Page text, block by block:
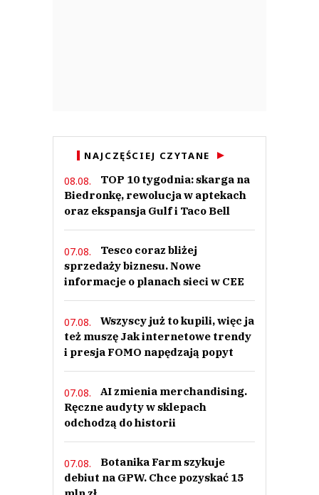
NAJCZĘŚCIEJ CZYTANE
08.08.
TOP 10 tygodnia: skarga na
Biedronkę, rewolucja w aptekach
oraz ekspansja Gulf i Taco Bell
07.08.
Tesco coraz bliżej
sprzedaży biznesu. Nowe
informacje o planach sieci w CEE
07.08.
Wszyscy już to kupili, więc ja
też muszę Jak internetowe trendy
i presja FOMO napędzają popyt
07.08.
AI zmienia merchandising.
Ręczne audyty w sklepach
odchodzą do historii
07.08.
Botanika Farm szykuje
debiut na GPW. Chce pozyskać 15